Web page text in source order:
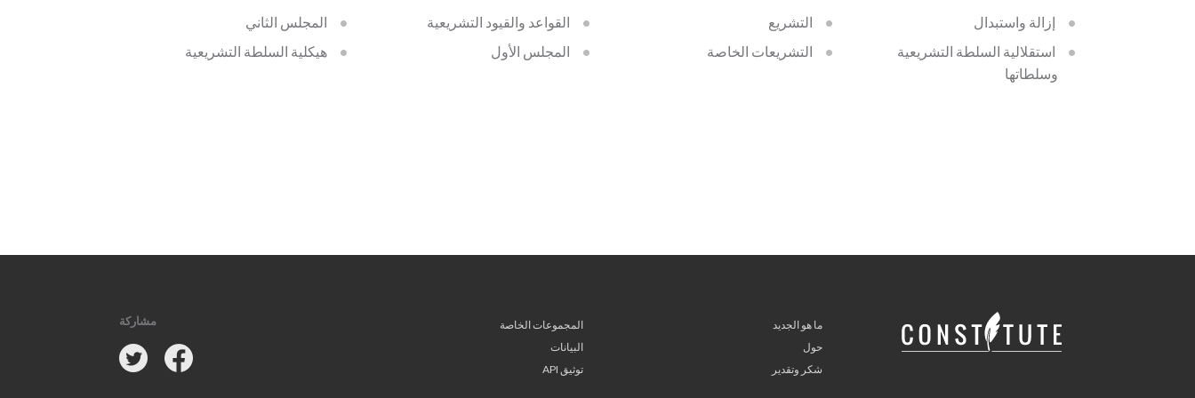
إزالة واستبدال
استقلالية السلطة التشريعية
وسلطاتها
التشريع
التشريعات الخاصة
القواعد والقيود التشريعية
المجلس الأول
المجلس الثاني
هيكلية السلطة التشريعية
ما هو الجديد
حول
شكر وتقدير
المجموعات الخاصة
البيانات
توثيق API
مشاركة
Facebook